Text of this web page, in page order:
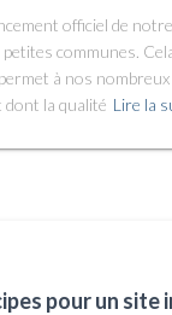
officiel de
communes.
à nos
dont la qualité Lire la
pour un